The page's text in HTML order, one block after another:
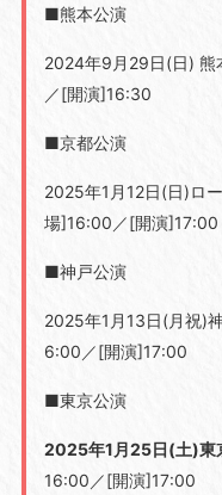
■熊本公演
2024年9 月 29日(日) 熊
／[開演]16:30
■京都公演
2025年1 月12日(日)ロ
場]16:00 ／[開演]17:00
■神戸公演
2025年1 月13日(月祝)
6:00 ／[開演]17:00
■東京公演
2025年1月25日(土)東
16:00 ／[開演]17:00